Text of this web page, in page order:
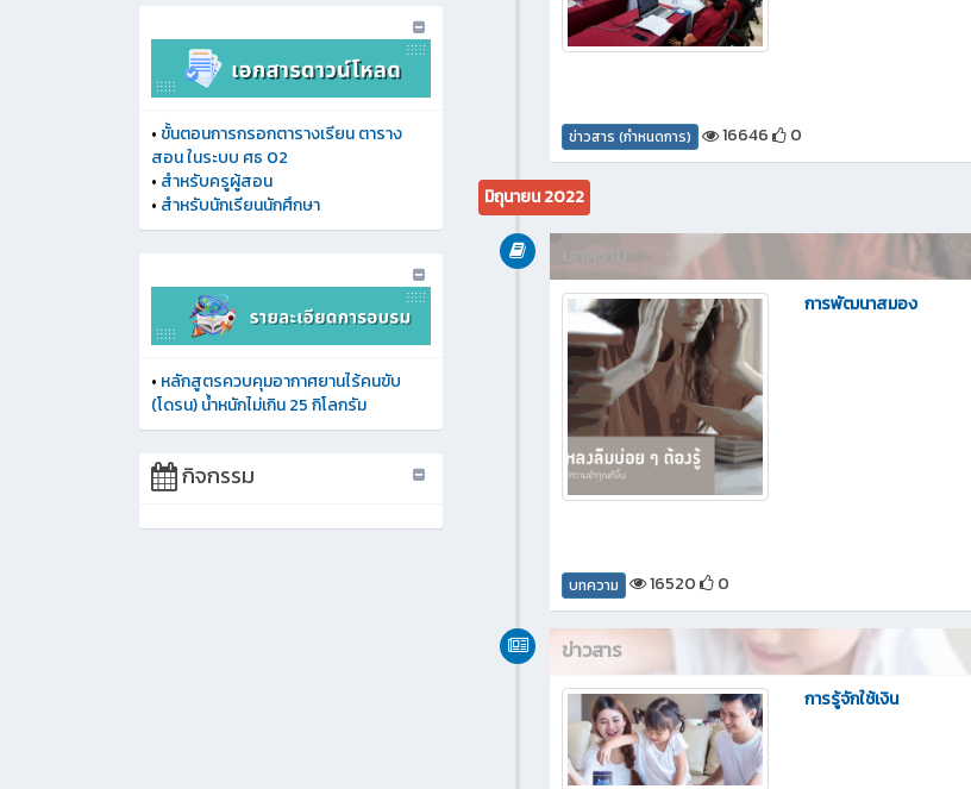
• ขั้นตอนการกรอกตารางเรียน ตาราง
สอน ในระบบ ศธ 02
• สำหรับครูผู้สอน
• สำหรับนักเรียนนักศึกษา
• หลักสูตรควบคุมอากาศยานไร้คนขับ
(โดรน) น้ำหนักไม่เกิน 25 กิโลกรัม
กิจกรรม
ข่าวสาร (กำหนดการ) 16646 0
มิถุนายน 2022
การพัฒนาสมอง
บทความ 16520 0
ข่าวสาร
การรู้จักใช้เงิน